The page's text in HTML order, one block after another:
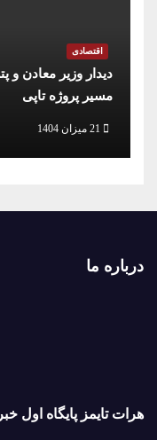
اقتصادی
دیدار وزیر معادن و
مسیر پروژه تاپی
21 میزان 1404
درباره ما
هرات تایمز پایگاه اول